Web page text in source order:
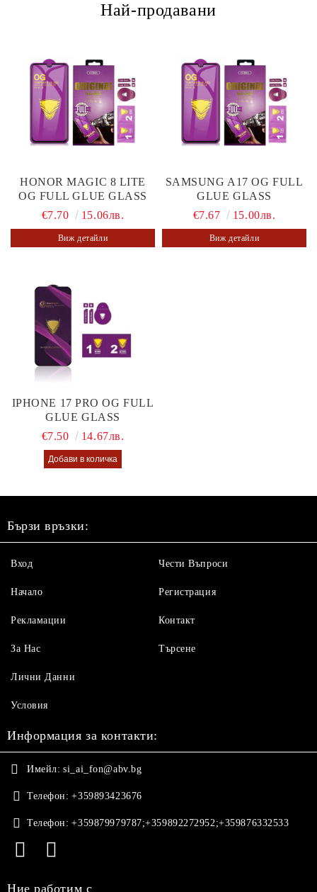
Най-продавани
HONOR MAGIC 8 LITE
OG FULL GLUE GLASS
€7.70
15.06лв.
Виж детайли
SAMSUNG A17 OG FULL
GLUE GLASS
€7.67
15.00лв.
Виж детайли
IPHONE 17 PRO OG FULL
GLUE GLASS
€7.50
14.67лв.
Бързи връзки:
Вход
Начало
Рекламации
За Нас
Чести Въпроси
Регистрация
Контакт
Търсене
Лични Данни
Условия
Информация за контакти:
Имейл: si_ai_fon@abv.bg
Телефон: +359893423676
Телефон: +359879979787;+359892272952;+359876332533
Ние работим с